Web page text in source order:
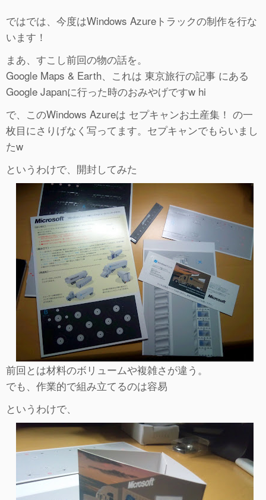
ではでは、今度はWindows Azureトラックの制作を行な
います！
まあ、すこし前回の物の話を。
Google Maps & Earth、これは 東京旅行の記事 にある
Google Japanに行った時のおみやげですw hi
で、このWindows Azureは セプキャンお土産集！ の一
枚目にさりげなく写ってます。セプキャンでもらいまし
たw
というわけで、開封してみた
前回とは材料のボリュームや複雑さが違う。
でも、作業的で組み立てるのは容易
というわけで、